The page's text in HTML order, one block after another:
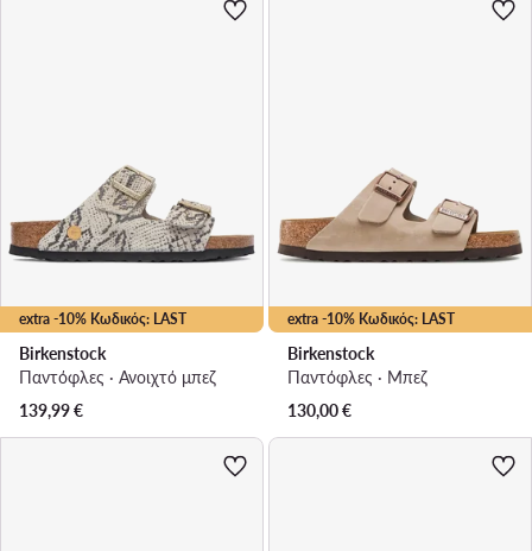
extra -10% Κωδικός: LAST
Birkenstock
Παντόφλες · Ανοιχτό μπεζ
139,99€
extra -10% Κωδικός: LAST
Birkenstock
Παντόφλες · Μπεζ
130,00€